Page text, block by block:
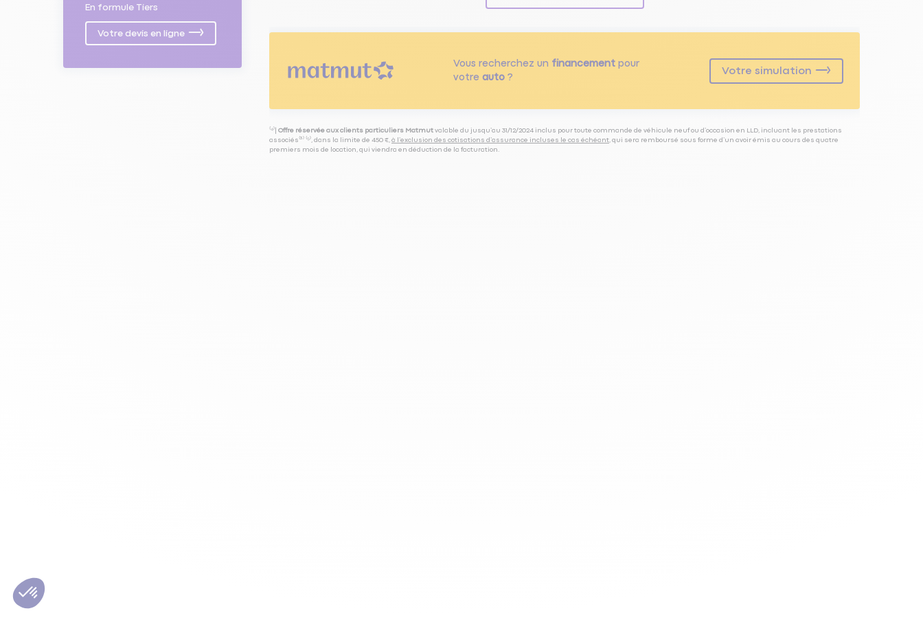
En formule Tiers
Votre devis en ligne
Vous recherchez un financementpour
votre auto?
Votre simulation
⁽⁴⁾| Offre réservée aux clients particuliers Matmut valable du jusqu’au 31/12/2024 inclus pour toute commande de véhicule neuf ou d’occasion en LLD, incluant les prestations
associés⁽³⁾ ⁽⁵⁾, dans la limite de 450 €, à l’exclusion des cotisations d’assurance incluses le cas échéant, qui sera remboursé sous forme d’un avoir émis au cours des quatre
premiers mois de location, qui viendra en déduction de la facturation.